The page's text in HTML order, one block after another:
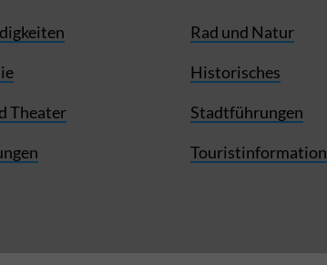
Theater
Rad und Natur
Historisches
Stadtführungen
Touristinformation